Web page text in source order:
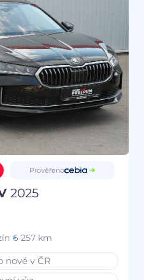
Prověřeno
2025
6 257 km
nové v ČR